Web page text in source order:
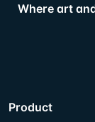
Where art
Product